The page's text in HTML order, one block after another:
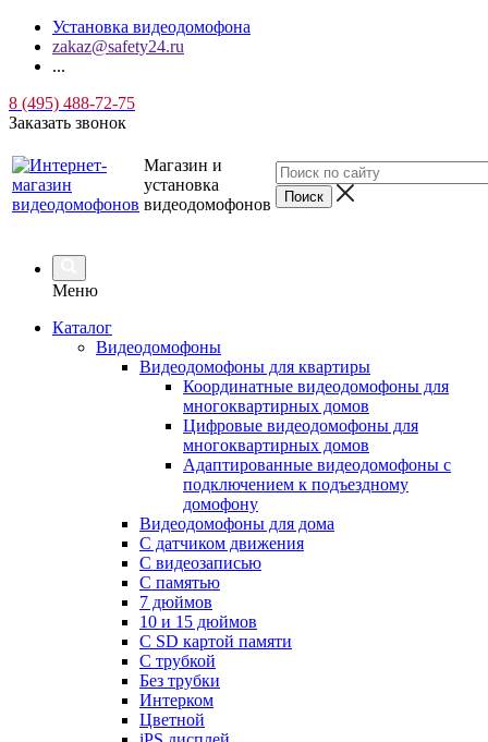
Установка видеодомофона
zakaz@safety24.ru
...
8 (495) 488-72-75
Заказать звонок
Магазин и
установка
видеодомофонов
Меню
Каталог
Видеодомофоны
Видеодомофоны для квартиры
Координатные видеодомофоны для
многоквартирных домов
Цифровые видеодомофоны для
многоквартирных домов
Адаптированные видеодомофоны с
подключением к подъездному
домофону
Видеодомофоны для дома
С датчиком движения
С видеозаписью
C памятью
7 дюймов
10 и 15 дюймов
С SD картой памяти
С трубкой
Без трубки
Интерком
Цветной